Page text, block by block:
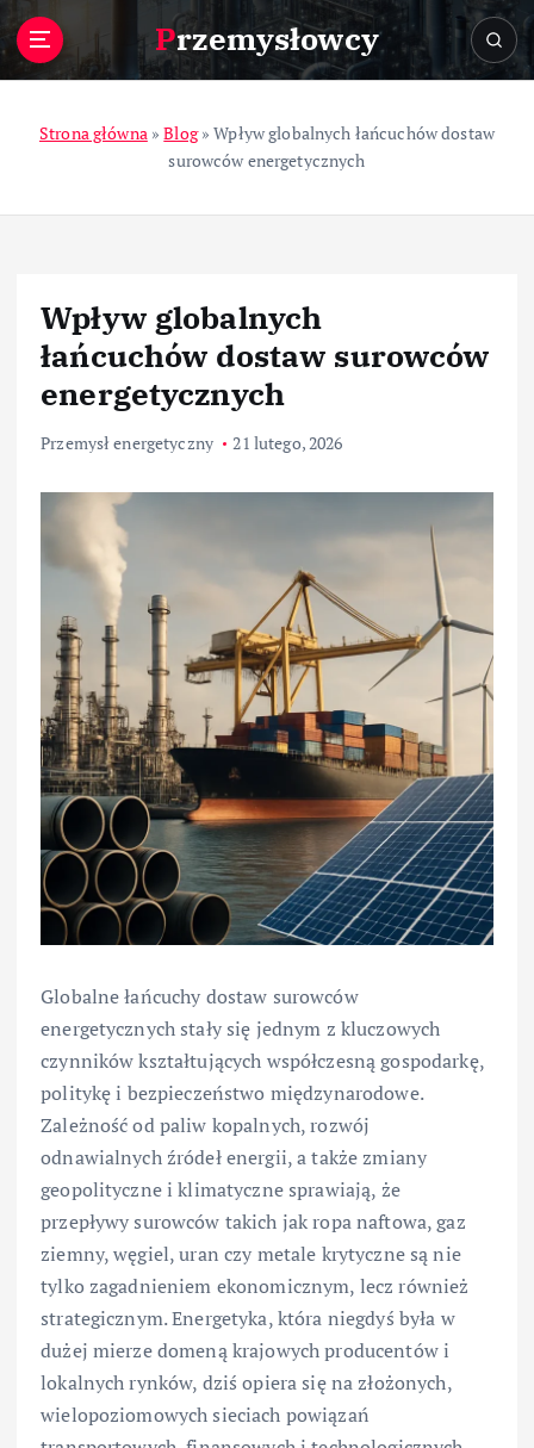
Przemysłowcy
Strona główna»Blog»Wpływ globalnych łańcuchów dostaw
surowców energetycznych
Wpływ globalnych
łańcuchów dostaw surowców
energetycznych
Przemysł energetyczny 21 lutego, 2026
Globalne łańcuchy dostaw surowców
energetycznych stały się jednym z kluczowych
czynników kształtujących współczesną gospodarkę,
politykę i bezpieczeństwo międzynarodowe.
Zależność od paliw kopalnych, rozwój
odnawialnych źródeł energii, a także zmiany
geopolityczne i klimatyczne sprawiają, że
przepływy surowców takich jak ropa naftowa, gaz
ziemny, węgiel, uran czy metale krytyczne są nie
tylko zagadnieniem ekonomicznym, lecz również
strategicznym. Energetyka, która niegdyś była w
dużej mierze domeną krajowych producentów i
lokalnych rynków, dziś opiera się na złożonych,
wielopoziomowych sieciach powiązań